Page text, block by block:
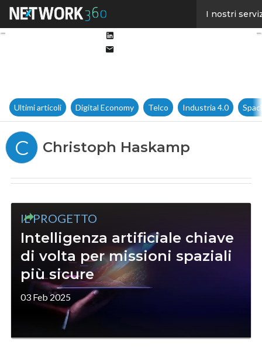
I nostri
Ultimi articoli Digital Economy Telco Industria 4.0
C Christoph Haskamp
IL PROGETTO
Intelligenza artificiale chiave
di volta per missioni spaziali
più sicure
03 Feb 2025